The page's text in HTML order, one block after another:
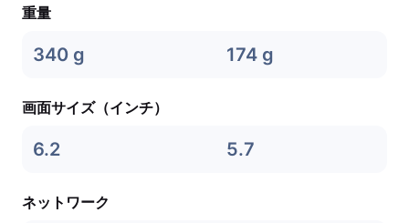
重量
340 g 174 g
画面サイズ（インチ）
6.2 5.7
ネットワーク